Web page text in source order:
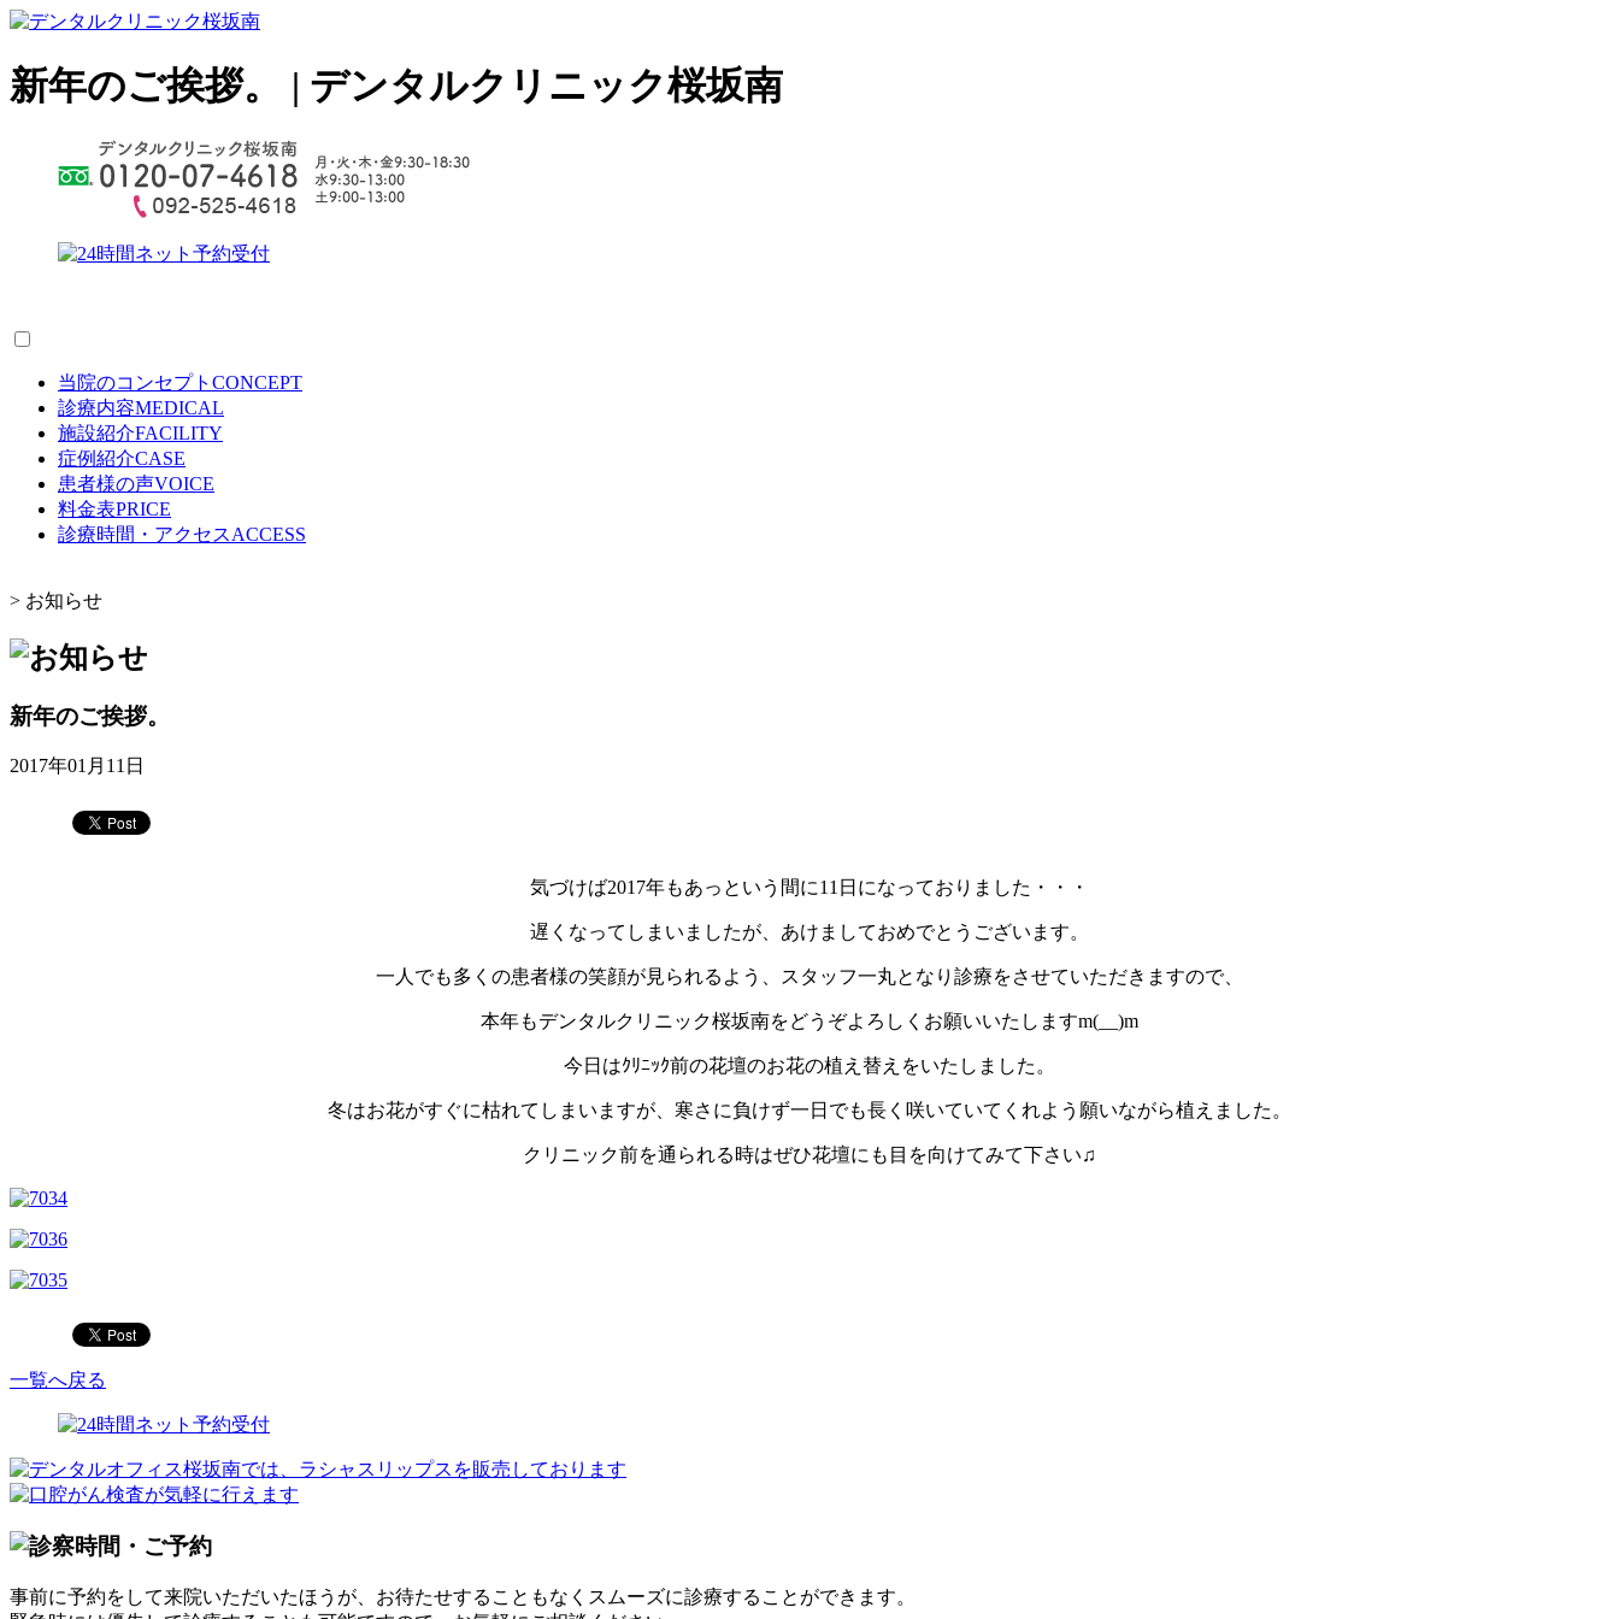
新年のご挨拶。 | デンタルクリニック桜坂南
当院のコンセプト CONCEPT
診療内容MEDICAL
施設紹介FACILITY
症例紹介CASE
患者様の声VOICE
料金表PRICE
診療時間・アクセスACCESS
> お知らせ
新年のご挨拶。
2017年01月11日
気づけば2017年もあっという間に11日になっておりました・・・
遅くなってしまいましたが、あけましておめでとうございます。
一人でも多くの患者様の笑顔が見られるよう、スタッフ一丸となり診療をさせていただきますので、
本年もデンタルクリニック桜坂南をどうぞよろしくお願いいたしますm(__)m
今日はｸﾘﾆｯｸ前の花壇のお花の植え替えをいたしました。
冬はお花がすぐに枯れてしまいますが、寒さに負けず一日でも長く咲いていてくれよう願いながら植えました。
クリニック前を通られる時はぜひ花壇にも目を向けてみて下さい♫
一覧へ戻る
事前に予約をして来院いただいたほうが、お待たせすることもなくスムーズに診療することができます。